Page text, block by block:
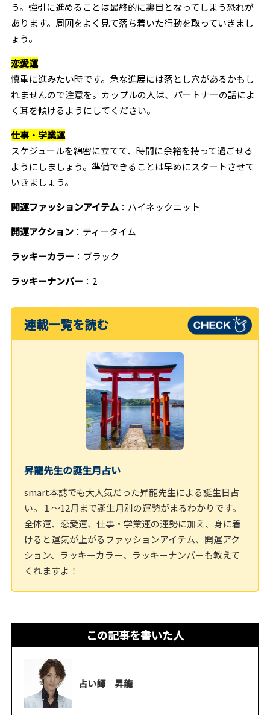
う。強引に進めることは最終的に裏目となってしまう恐れが
あります。周囲をよく見て落ち着いた行動を取っていきまし
ょう。
恋愛運
慎重に進みたい時です。急な進展には落とし穴があるかもし
れませんので注意を。カップルの人は、パートナーの話によ
く耳を傾けるようにしてください。
仕事・学業運
スケジュールを綿密に立てて、時間に余裕を持って過ごせる
ようにしましょう。準備できることは早めにスタートさせて
いきましょう。
開運ファッションアイテム：ハイネックニット
開運アクション：ティータイム
ラッキーカラー ：ブラック
ラッキーナンバー ：2
連載一覧を読む
昇龍先生の誕生月占い
smart本誌でも大人気だった昇龍先生による誕生日占
い。１～12月まで誕生月別の運勢がまるわかりです。
全体運、恋愛運、仕事・学業運の運勢に加え、身に着
けると運気が上がるファッションアイテム、開運アク
ション、ラッキーカラー、ラッキーナンバーも教えて
くれますよ！
この記事を書いた人
占い師 昇龍